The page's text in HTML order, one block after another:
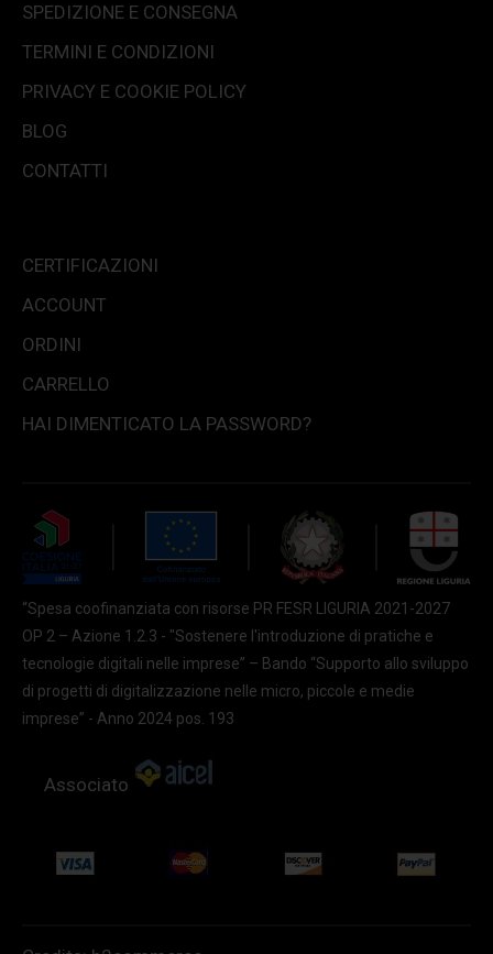
SPEDIZIONE E CONSEGNA
TERMINI E CONDIZIONI
PRIVACY E COOKIE POLICY
BLOG
CONTATTI
CERTIFICAZIONI
ACCOUNT
ORDINI
CARRELLO
HAI DIMENTICATO LA PASSWORD?
“Spesa coofinanziata con risorse PR FESR LIGURIA 2021-2027
OP 2 – Azione 1.2.3 - "Sostenere l'introduzione di pratiche e
tecnologie digitali nelle imprese” – Bando “Supporto allo sviluppo
di progetti di digitalizzazione nelle micro, piccole e medie
imprese” - Anno 2024 pos. 193
Associato